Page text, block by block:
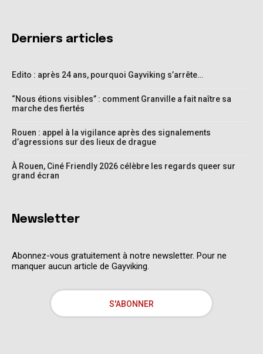
Derniers articles
Edito : après 24 ans, pourquoi Gayviking s’arrête…
“Nous étions visibles” : comment Granville a fait naître sa
marche des fiertés
Rouen : appel à la vigilance après des signalements
d’agressions sur des lieux de drague
À Rouen, Ciné Friendly 2026 célèbre les regards queer sur
grand écran
Newsletter
Abonnez-vous gratuitement à notre newsletter. Pour ne
manquer aucun article de Gayviking.
S'ABONNER